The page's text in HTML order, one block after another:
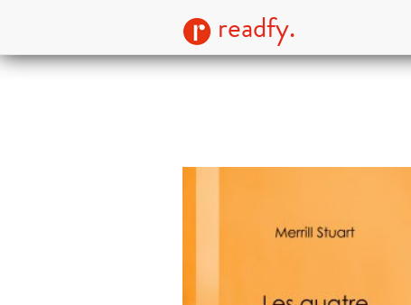
readfy.